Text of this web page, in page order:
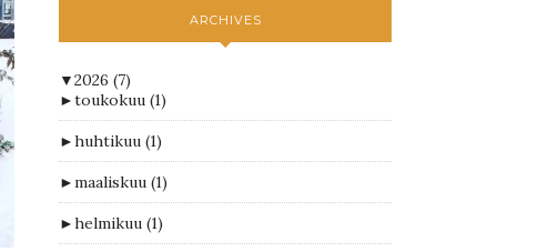
ARCHIVES
▼2026 (7)
►toukokuu (1)
►huhtikuu (1)
►maaliskuu (1)
►helmikuu (1)